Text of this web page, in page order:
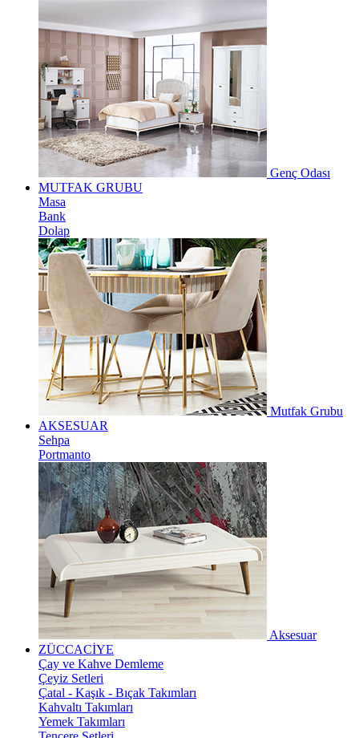
Genç Odası
MUTFAK GRUBU
Masa
Bank
Dolap
Mutfak Grubu
AKSESUAR
Sehpa
Portmanto
Aksesuar
ZÜCCACİYE
Çay ve Kahve Demleme
Çeyiz Setleri
Çatal - Kaşık - Bıçak Takımları
Kahvaltı Takımları
Yemek Takımları